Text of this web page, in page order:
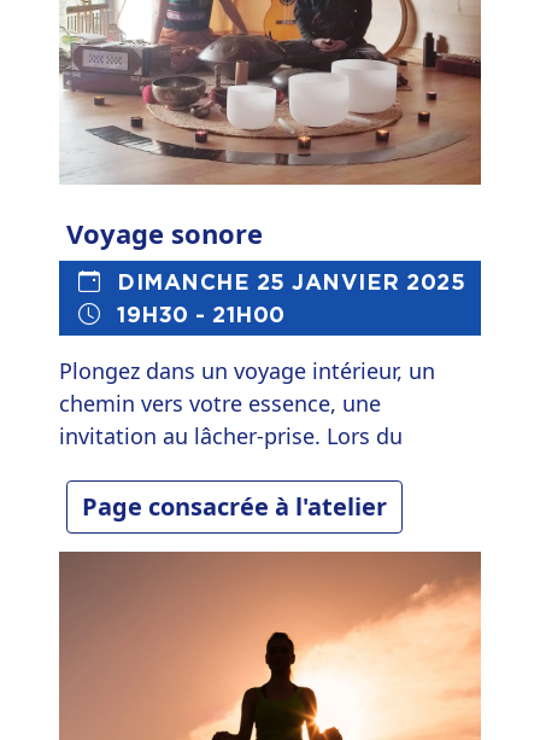
votre quotidien.
Voyage sonore
DIMANCHE 25 JANVIER 2025
19H30 - 21H00
Plongez dans un voyage intérieur, un
chemin vers votre essence, une
invitation au lâcher-prise. Lors du
vous envelopper : les vibrations libèrent
les blocages émotionnels, les mélodies
voyage intérieur. Séance d'une heure en
relaxation profonde en posture
confortable. Vêtements souples,
coussins et couvertures conseillés.
Page consacrée à l'atelier